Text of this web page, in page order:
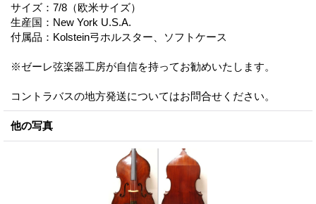
サイズ：7/8（欧米サイズ）
生産国：New York U.S.A.
付属品：Kolstein弓ホルスター、ソフトケース
※ゼーレ弦楽器工房が自信を持ってお勧めいたします。
コントラバスの地方発送についてはお問合せください。
他の写真